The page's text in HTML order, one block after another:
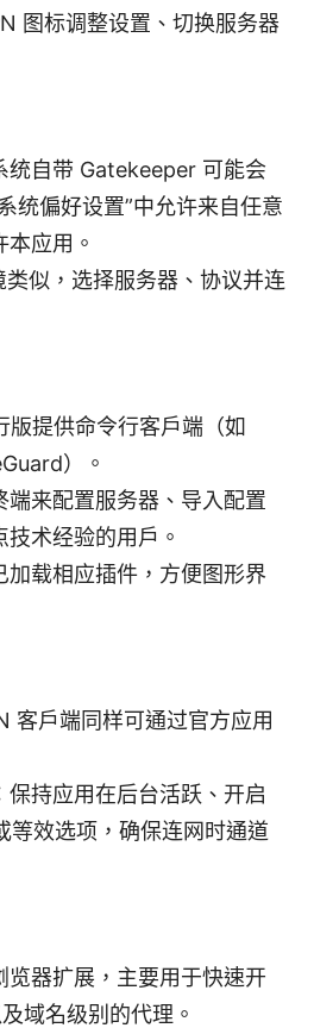
图标调整设置、切换服务器
统自带 Gatekeeper 可能会
统偏好设置”中允许来自任意
应用。
似，选择服务器、协议并连
版提供命令行客户端（如
）。
端来配置服务器、导入配置
术经验的用户。
加载相应插件，方便图形界
客户端同样可通过官方应用
保持应用在后台活跃、开启
等效选项，确保连网时通道
览器扩展，主要用于快速开
域名级别的代理。